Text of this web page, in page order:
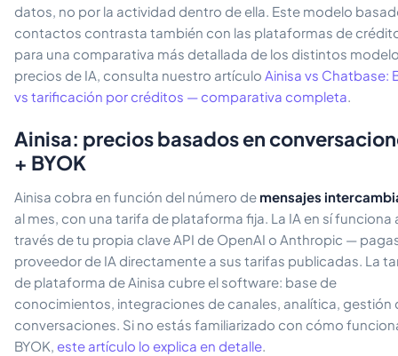
datos, no por la actividad dentro de ella. Este modelo
contactos contrasta también con las plataformas de
para una comparativa más detallada de los distintos
precios de IA, consulta nuestro artículo Ainisa vs Chatbase:
vs tarificación por créditos — comparativa completa.
Ainisa: precios basados en
+ BYOK
Ainisa cobra en función del número de mensajes
al mes, con una tarifa de plataforma fija. La IA en sí funciona
través de tu propia clave API de OpenAI o Anthropic —
proveedor de IA directamente a sus tarifas publicadas. La
de plataforma de Ainisa cubre el software: base de
conocimientos, integraciones de canales, analítica, gestión
conversaciones. Si no estás familiarizado con cómo
BYOK, este artículo lo explica en detalle.